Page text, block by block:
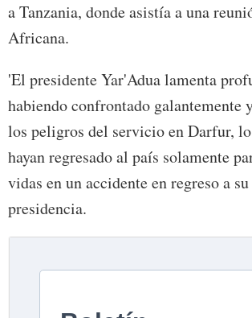
a Tanzania, donde asistía a una
Africana.
'El presidente Yar'Adua lamenta
habiendo confrontado galantemente
los peligros del servicio en Darfur,
hayan regresado al país solamente
vidas en un accidente en regreso a
presidencia.